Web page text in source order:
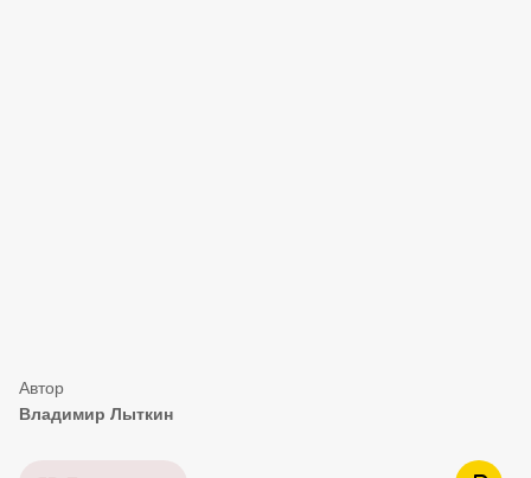
Владимир Лыткин